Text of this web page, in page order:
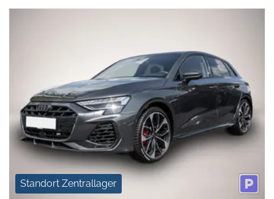
Standort Zentrallager